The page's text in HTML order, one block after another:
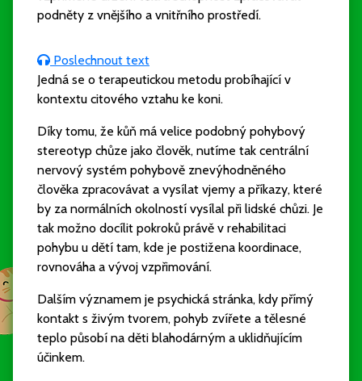
podněty z vnějšího a vnitřního prostředí.
Poslechnout text
Jedná se o terapeutickou metodu probíhající v
kontextu citového vztahu ke koni.
Díky tomu, že kůň má velice podobný pohybový
stereotyp chůze jako člověk, nutíme tak centrální
nervový systém pohybově znevýhodněného
člověka zpracovávat a vysílat vjemy a příkazy, které
by za normálních okolností vysílal při lidské chůzi. Je
tak možno docílit pokroků právě v rehabilitaci
pohybu u dětí tam, kde je postižena koordinace,
rovnováha a vývoj vzpřimování.
Dalším významem je psychická stránka, kdy přímý
kontakt s živým tvorem, pohyb zvířete a tělesné
teplo působí na děti blahodárným a uklidňujícím
účinkem.